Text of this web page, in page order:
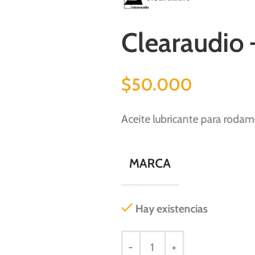
Clearaudio
$50.000
Aceite lubricante para
MARCA
Hay existencias